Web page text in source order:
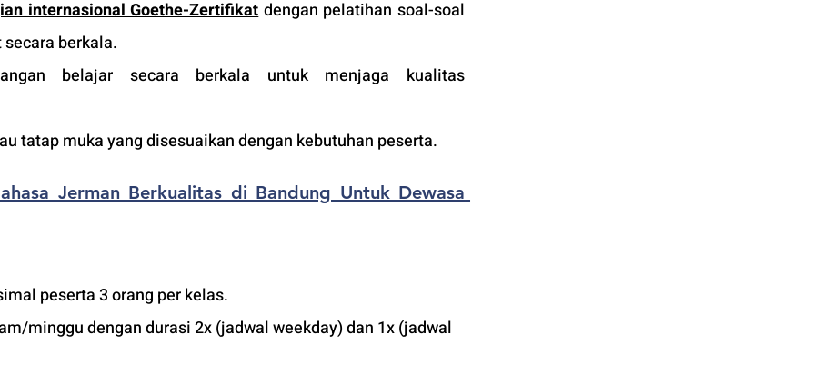
internasional Goethe-Zertifikat dengan pelatihan soal-soal
berkala.
belajar secara berkala untuk menjaga kualitas
tatap muka yang disesuaikan dengan kebutuhan peserta.
Jerman Berkualitas di Bandung Untuk Dewasa
peserta 3 orang per kelas.
minggu dengan durasi 2x (jadwal weekday) dan 1x (jadwal